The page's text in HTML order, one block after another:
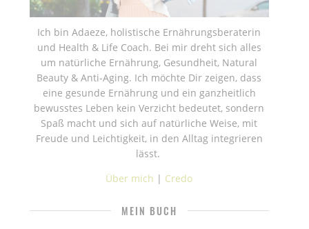
Ich bin Adaeze, holistische Ernährungsberaterin
und Health & Life Coach. Bei mir dreht sich alles
um natürliche Ernährung, Gesundheit, Natural
Beauty & Anti-Aging. Ich möchte Dir zeigen, dass
eine gesunde Ernährung und ein ganzheitlich
bewusstes Leben kein Verzicht bedeutet, sondern
Spaß macht und sich auf natürliche Weise, mit
Freude und Leichtigkeit, in den Alltag integrieren
lässt.
Über mich | Credo
MEIN BUCH